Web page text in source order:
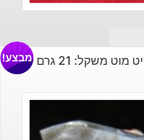
מוט משקל: 21 גרם מבצע!